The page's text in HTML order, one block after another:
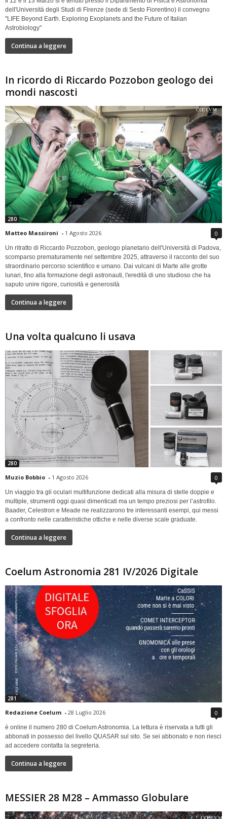
dell'Università degli Studi di Firenze (sede di Sesto Fiorentino) il convegno
"LIFE Beyond Earth. Exploring Exoplanets and the Future of Italian
Astrobiology"
Continua a leggere
In ricordo di Riccardo Pozzobon geologo dei
mondi nascosti
280
Matteo Massironi - 1 Agosto 2026 0
Un ritratto di Riccardo Pozzobon, geologo planetario dell'Università di Padova,
scomparso prematuramente nel settembre 2025, attraverso il racconto del suo
straordinario percorso scientifico e umano. Dai vulcani di Marte alle grotte
lunari, fino alla formazione degli astronauti, l'eredità di uno studioso che ha
saputo unire rigore, curiosità e generosità
Continua a leggere
Una volta qualcuno li usava
280
Muzio Bobbio - 1 Agosto 2026 0
Un viaggio tra gli oculari multifunzione dedicati alla misura di stelle doppie e
multiple, strumenti oggi quasi dimenticati ma un tempo preziosi per l’astrofilo.
Baader, Celestron e Meade ne realizzarono tre interessanti esempi, qui messi
a confronto nelle caratteristiche ottiche e nelle diverse scale graduate.
Continua a leggere
Coelum Astronomia 281 IV/2026 Digitale
281
Redazione Coelum - 28 Luglio 2026 0
è online il numero 280 di Coelum Astronomia. La lettura è riservata a tutti gli
abbonati in possesso del livello QUASAR sul sito. Se sei abbonato e non riesci
ad accedere contatta la segreteria.
Continua a leggere
MESSIER 28 M28 – Ammasso Globulare